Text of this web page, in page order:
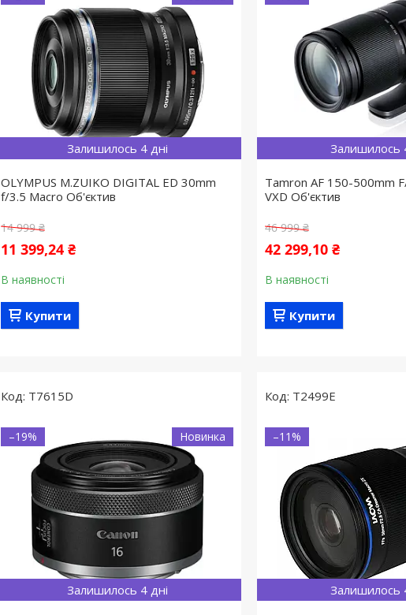
Залишилось 4 дні
OLYMPUS M.ZUIKO DIGITAL ED 30mm
f/3.5 Macro Об'єктив
14 999 ₴
11 399,24 ₴
В наявності
Купити
Залишилось
Tamron AF 150-500mm
VXD Об'єктив
46 999 ₴
42 299,10 ₴
В наявності
Купити
T7615D
Залишилось 4 дні
Новинка
–19%
T2499E
Залишилось
–11%